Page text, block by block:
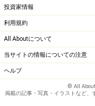
投資家情報
利用規約
All Aboutについて
当サイトの情報についての注意
ヘルプ
© All
掲載の記事・写真・イラストなど、